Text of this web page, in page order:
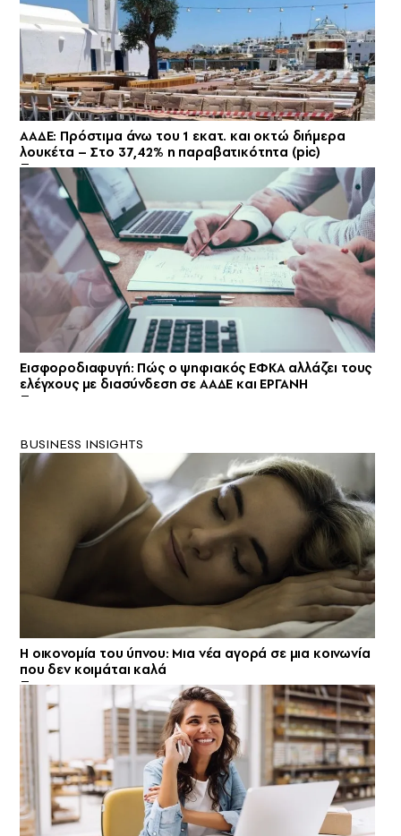
ΑΑΔΕ: Πρόστιμα άνω του 1 εκατ. και οκτώ διήμερα
λουκέτα – Στο 37,42% η παραβατικότητα (pic)
Εισφοροδιαφυγή: Πώς ο ψηφιακός ΕΦΚΑ αλλάζει τους
ελέγχους με διασύνδεση σε ΑΑΔΕ και ΕΡΓΑΝΗ
BUSINESS INSIGHTS
Η οικονομία του ύπνου: Μια νέα αγορά σε μια κοινωνία
που δεν κοιμάται καλά